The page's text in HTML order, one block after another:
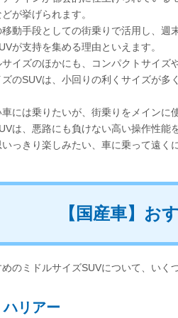
が挙げられます。
動手段としての街乗りで活用し、
が支持を集める理由といえます。
イズのほかにも、コンパクトサイズ
ズのSUVは、小回りの利くサイズが
には乗りたいが、街乗りをメイン
は、悪路にも負けない高い操作性
っきり楽しみたい、車に乗って遠
【国産車】お
のミドルサイズSUVについて、いく
リアー